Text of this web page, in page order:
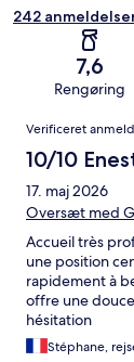
242
7,6
Rengøring
Verificeret
10/10
17. maj 2026
Oversæt med
Accueil très
une position
rapidement à
offre une
hésitation
Stéphane,